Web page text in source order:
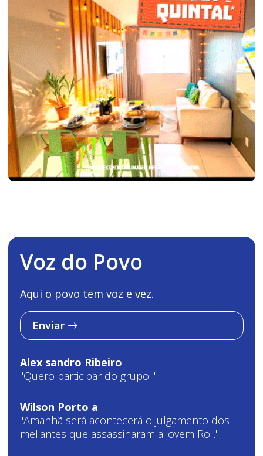
Voz do Povo
Aqui o povo tem voz e vez.
Enviar
Alex sandro Ribeiro
"Quero participar do grupo "
Wilson Porto a
"Amanhã será acontecerá o julgamento dos
meliantes que assassinaram a jovem Ro..."